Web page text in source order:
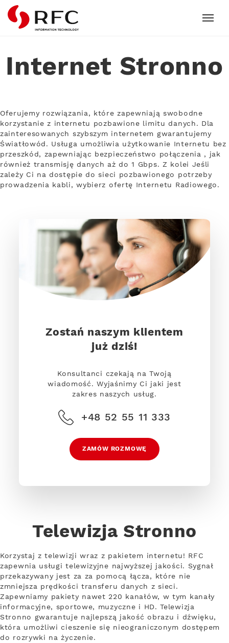
RFC
Internet Stronno
Oferujemy rozwiązania, które zapewniają swobodne
korzystanie z internetu pozbawione limitu danych. Dla
zainteresowanych szybszym internetem gwarantujemy
Światłowód. Usługa umożliwia użytkowanie Internetu bez
przeszkód, zapewniając bezpieczeństwo połączenia , jak
również transmisję danych aż do 1 Gbps. Z kolei Jeśli
zależy Ci na dostępie do sieci pozbawionego potrzeby
prowadzenia kabli, wybierz ofertę Internetu Radiowego.
Zostań naszym klientem
już dziś!
Konsultanci czekają na Twoją
wiadomość. Wyjaśnimy Ci jaki jest
zakres naszych usług.
+48 52 55 11 333
ZAMÓW ROZMOWĘ
Telewizja Stronno
Korzystaj z telewizji wraz z pakietem internetu! RFC
zapewnia usługi telewizyjne najwyższej jakości. Sygnał
przekazywany jest za za pomocą łącza, które nie
zmniejsza prędkości transferu danych z sieci.
Zapewniamy pakiety nawet 220 kanałów, w tym kanały
informacyjne, sportowe, muzyczne i HD. Telewizja
Stronno gwarantuje najlepszą jakość obrazu i dźwięku,
która umożliwi cieszenie się nieograniczonym dostępem
do rozrywki na życzenie.